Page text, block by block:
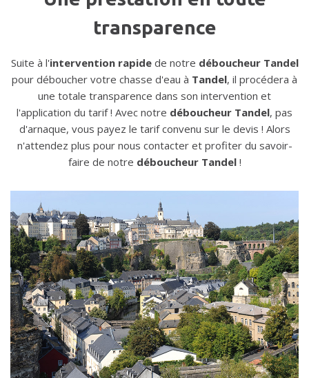
transparence
Suite à l'intervention rapidede notre déboucheur Tandel
pour déboucher votre chasse d'eau à Tandel, il procédera à
une totale transparence dans son intervention et
l'application du tarif ! Avec notre déboucheur Tandel, pas
d'arnaque, vous payez le tarif convenu sur le devis ! Alors
n'attendez plus pour nous contacter et profiter du savoir-
faire de notre déboucheur Tandel!